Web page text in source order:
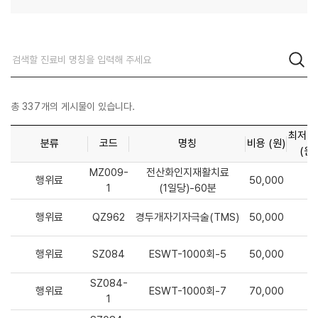
총 337개의 게시물이 있습니다.
분류 코드 명칭 비용 (원)
최저
(원)
행위료
MZ009-
1
전산화인지재활치료
(1일당)-60분
50,000
행위료 QZ962 경두개자기자극술(TMS) 50,000
행위료 SZ084 ESWT-1000회-5 50,000
행위료
SZ084-
1
ESWT-1000회-7 70,000